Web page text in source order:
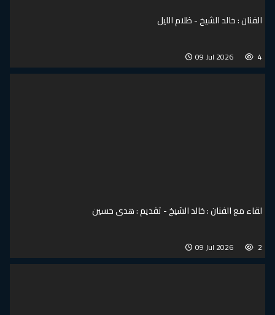
الفنان : خالد الشيخ - ظلام الليل
09 Jul 2026
لقاء مع الفنان : خالد الشيخ - تقديم : هدى حسين
09 Jul 2026